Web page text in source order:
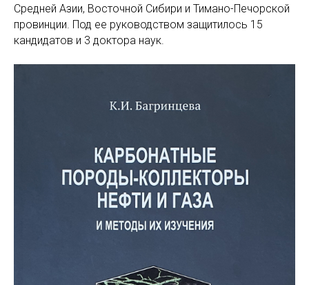
Средней Азии, Восточной Сибири и Тимано-Печорской
провинции. Под ее руководством защитилось 15
кандидатов и 3 доктора наук.